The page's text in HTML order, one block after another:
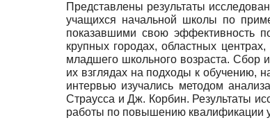
Представлены результаты
учащихся начальной школы по
показавшими свою эффективность
крупных городах, областных
младшего школьного возраста. Сбор
их взглядах на подходы к обучению,
интервью изучались методом
Страусса и Дж. Корбин. Результаты
работы по повышению квалификации